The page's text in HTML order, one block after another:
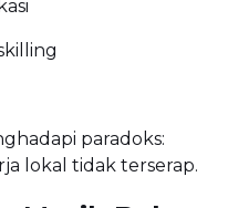
paradoks:
lokal tidak terserap.